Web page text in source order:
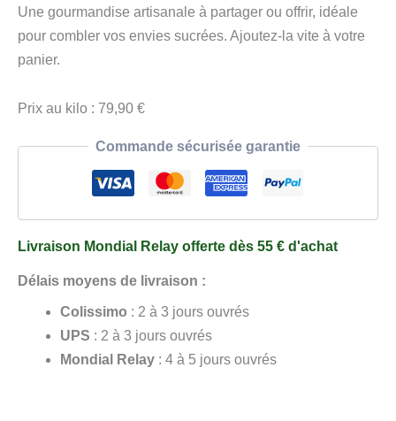
aux
Pépites
de
-
Une gourmandise artisanale à partager ou offrir, idéale
pour combler vos envies sucrées. Ajoutez-la vite à votre
panier.
Prix au kilo : 79,90 €
Commande sécurisée garantie
Livraison Mondial Relay offerte dès 55 € d'achat
Délais moyens de livraison :
Colissimo : 2 à 3 jours ouvrés
UPS : 2 à 3 jours ouvrés
Mondial Relay : 4 à 5 jours ouvrés